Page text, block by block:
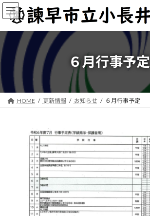
コ
ン
ン
ツ
へ
ッ
プ
ナ
ビ
ー
シ
ョ
移
動
６月行事予定
HOME 更新情報 お知らせ ６月行事予定